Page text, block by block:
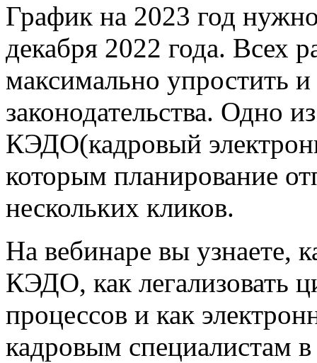
График на 2023 год
декабря 2022 года. Всех
максимально упростить
законодательства. Одно
КЭДО(кадровый
которым планирование
нескольких кликов.
На вебинаре вы узнаете,
КЭДО, как легализовать
процессов и как
кадровым специалистам